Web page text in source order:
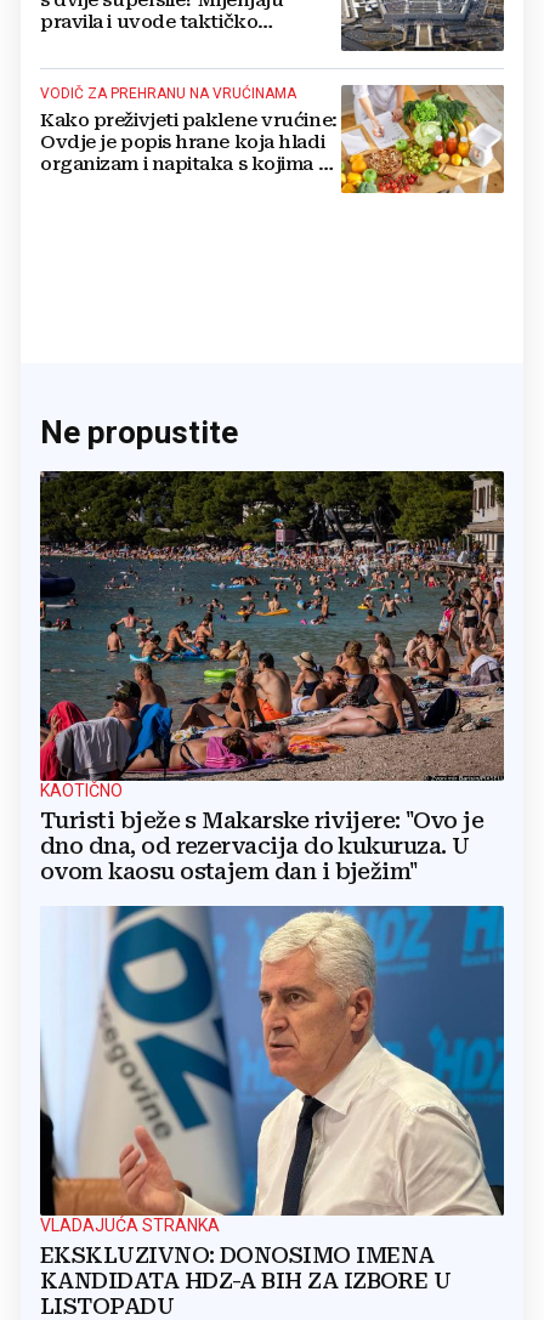
pravila i uvode taktičko
VODIČ ZA PREHRANU NA VRUĆINAMA
Kako preživjeti paklene vrućine:
Ovdje je popis hrane koja hladi
organizam i napitaka s kojima si
Ne propustite
KAOTIČNO
Turisti bježe s Makarske rivijere: "Ovo je
dno dna, od rezervacija do kukuruza. U
ovom kaosu ostajem dan i bježim"
VLADAJUĆA STRANKA
EKSKLUZIVNO: DONOSIMO IMENA
KANDIDATA HDZ-A BIH ZA IZBORE U
LISTOPADU